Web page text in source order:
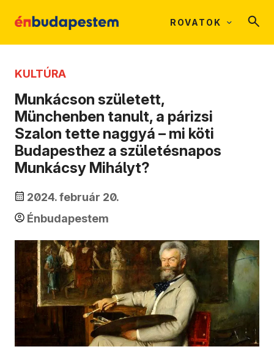
ROVATOK
KULTÚRA
Munkácson született,
Münchenben tanult, a párizsi
Szalon tette naggyá – mi köti
Budapesthez a születésnapos
Munkácsy Mihályt?
2024. február 20.
Énbudapestem